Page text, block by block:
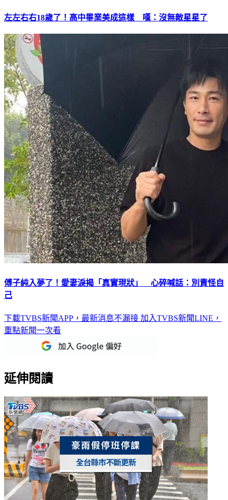
左左右右18歲了！高中畢業美成這樣 嘆：沒無敵星星了
傅子純入夢了！愛妻淚揭「真實現狀」 心碎喊話：別責怪自
己
下載TVBS新聞APP，最新消息不漏接 加入TVBS新聞LINE，
重點新聞一次看
延伸閱讀